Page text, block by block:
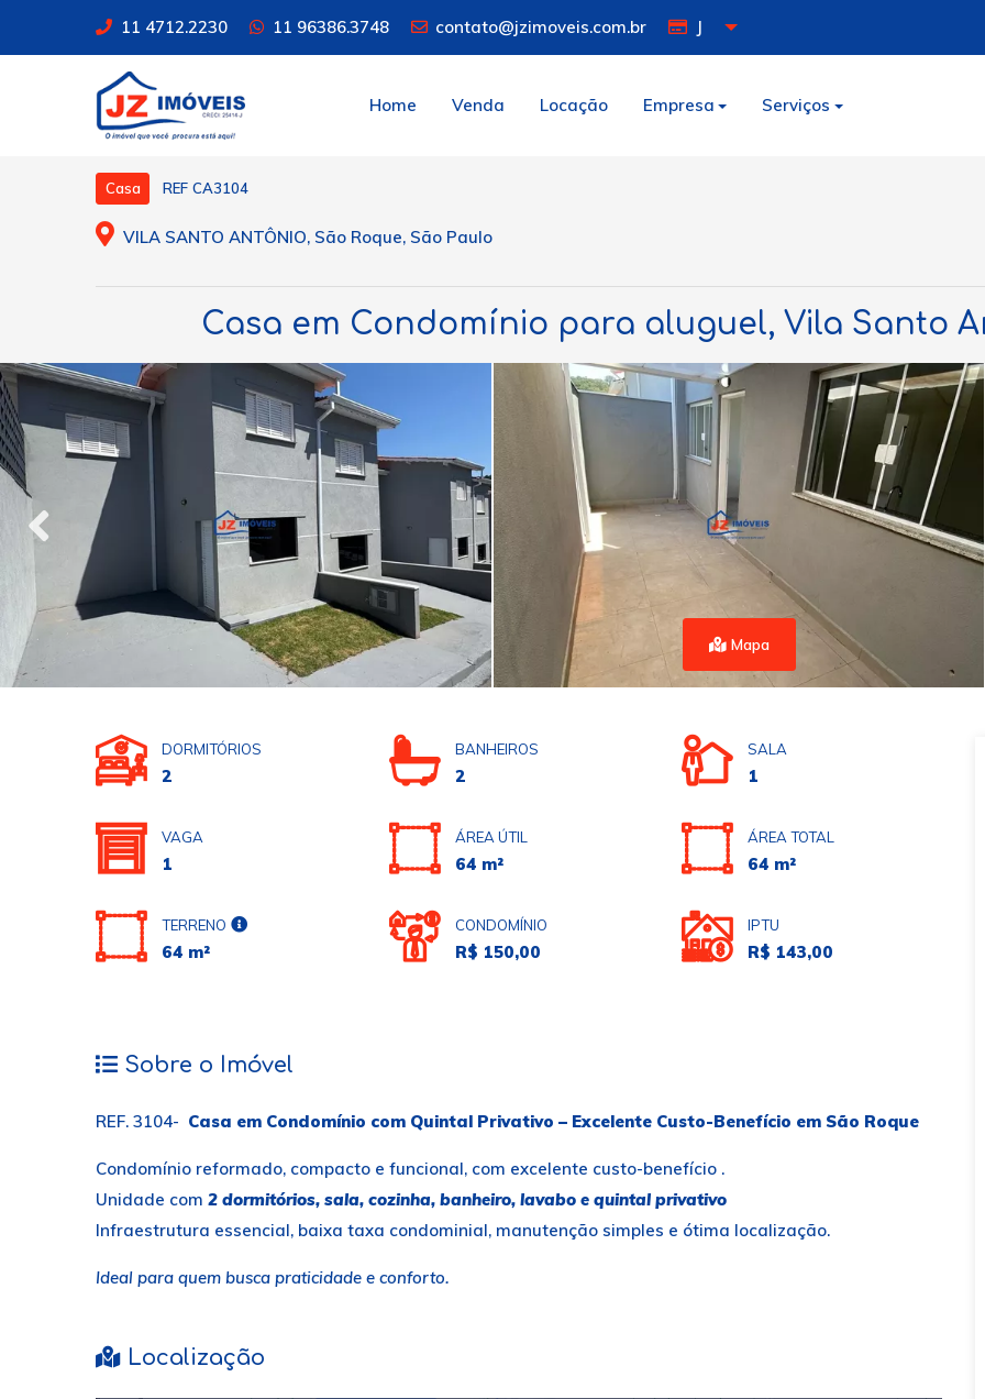
11 4712.2230 11 96386.3748 contato@jzimoveis.com.br J
Home Venda Locação Empresa Serviços
Casa REF CA3104
VILA SANTO ANTÔNIO, São Roque, São Paulo
Casa em Condomínio para aluguel, Vila Santo
Mapa
DORMITÓRIOS
2
BANHEIROS
2
SALA
1
VAGA
1
ÁREA ÚTIL
64 m²
ÁREA TOTAL
64 m²
TERRENO
64 m²
CONDOMÍNIO
R$ 150,00
IPTU
R$ 143,00
Sobre o Imóvel
REF. 3104- Casa em Condomínio com Quintal Privativo – Excelente Custo-Benefício em São Roque
Condomínio reformado, compacto e funcional, com excelente custo-benefício .
Unidade com 2 dormitórios, sala, cozinha, banheiro, lavabo e quintal privativo
Infraestrutura essencial, baixa taxa condominial, manutenção simples e ótima localização.
Ideal para quem busca praticidade e conforto.
Localização